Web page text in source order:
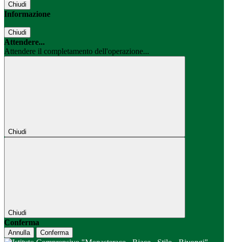
Chiudi
Informazione
Chiudi
Attendere...
Attendere il completamento dell'operazione...
Chiudi
Chiudi
Conferma
Annulla Conferma